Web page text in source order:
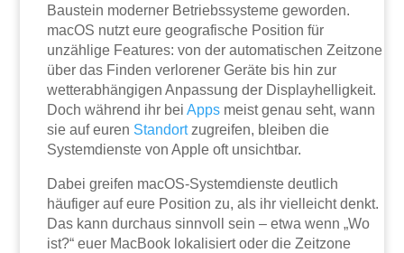
Baustein moderner Betriebssysteme geworden.
macOS nutzt eure geografische Position für
unzählige Features: von der automatischen Zeitzone
über das Finden verlorener Geräte bis hin zur
wetterabhängigen Anpassung der Displayhelligkeit.
Doch während ihr beiApps meist genau seht, wann
sie auf euren Standortzugreifen, bleiben die
Systemdienste von Apple oft unsichtbar.
Dabei greifen macOS-Systemdienste deutlich
häufiger auf eure Position zu, als ihr vielleicht denkt.
Das kann durchaus sinnvoll sein – etwa wenn „Wo
ist?“ euer MacBook lokalisiert oder die Zeitzone